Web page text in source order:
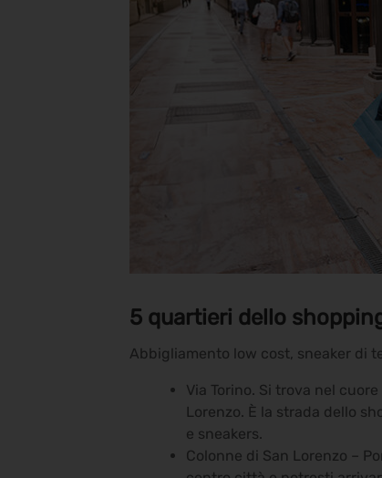
5 quartieri dello
Abbigliamento low cost, sneaker di
Via Torino. Si trova nel
Lorenzo. È la strada dello
e sneakers.
Colonne di San Lorenzo –